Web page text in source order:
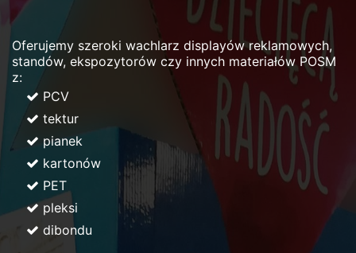
Oferujemy szeroki wachlarz displayów reklamowych,
standów, ekspozytorów czy innych materiałów POSM
z:
PCV
tektur
pianek
kartonów
PET
pleksi
dibondu